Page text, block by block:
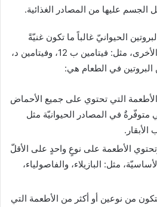
الحيوانيّ غالباً ما تكون غنيّةً
بالعديد من العناصر الغذائية الأخرى، مثل: فيتامين ب 12، وفيتامين د،
البروتين في الطعام هي:
التي تحتوي على جميع الأحماض
متوفّرةٌ في المصادر الحيوانيّة مثل
الأطعمة على نوعٍ واحدٍ على الأقلّ
مثل: البازيلاء، والفاصولياء،
من نوعين أو أكثر من الأطعمة التي